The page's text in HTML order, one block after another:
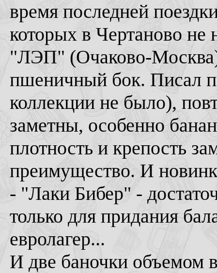
время последней
которых в Чертаново не
"ЛЭП" (Очаково-
пшеничный бок. Писал
коллекции не было),
заметны, особенно
плотность и крепость
преимущество. И
- "Лаки Бибер" -
только для придания
евролагер...
И две баночки объемом